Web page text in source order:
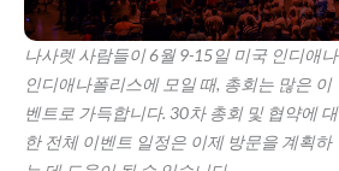
나사렛 사람들이 6월 9-15일 미국 인디애나
인디애나폴리스에 모일 때, 총회는 많은 이
벤트로 가득합니다. 30차 총회 및 협약에 대
한 전체 이벤트 일정은 이제 방문을 계획하